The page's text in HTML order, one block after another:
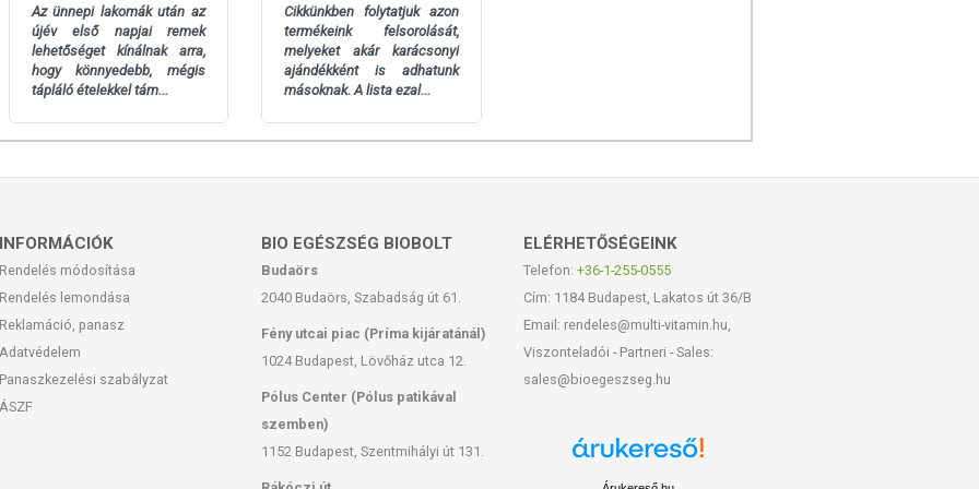
ÖKO-01
Kft.
frissítjük, törekszünk arra, hogy naprakészek legyenek.
Az ünnepi lakomák után az
újév első napjai remek
lehetőséget kínálnak arra,
hogy könnyedebb, mégis
tápláló ételekkel tám...
Cikkünkben folytatjuk azon
termékeink felsorolását,
melyeket akár karácsonyi
ajándékként is adhatunk
másoknak. A lista ezal...
INFORMÁCIÓK
Rendelés módosítása
Rendelés lemondása
Reklamáció, panasz
Adatvédelem
Panaszkezelési szabályzat
ÁSZF
BIO EGÉSZSÉG BIOBOLT
Budaörs
2040 Budaörs, Szabadság út 61.
Fény utcai piac (Príma kijáratánál)
1024 Budapest, Lövőház utca 12.
Pólus Center (Pólus patikával
szemben)
1152 Budapest, Szentmihályi út 131.
ELÉRHETŐSÉGEINK
Telefon: +36-1-255-0555
Cím: 1184 Budapest, Lakatos út 36/B
Email: rendeles@multi-vitamin.hu,
Viszonteladói - Partneri - Sales:
sales@bioegeszseg.hu